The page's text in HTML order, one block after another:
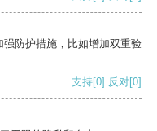
防护措施，比如增加双重验
支持[0] 反对[0]